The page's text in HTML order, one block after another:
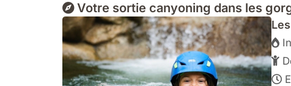
Votre sortie canyoning dans les